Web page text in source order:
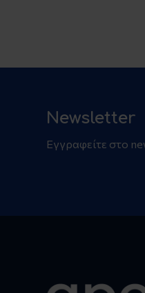
Newsletter
Εγγραφείτε στο